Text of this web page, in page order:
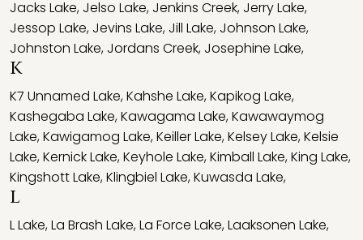
Jacks Lake, Jelso Lake, Jenkins Creek, Jerry Lake,
Jessop Lake, Jevins Lake, Jill Lake, Johnson Lake,
Johnston Lake, Jordans Creek, Josephine Lake,
K
K7 Unnamed Lake,Kahshe Lake,Kapikog Lake,
Kashegaba Lake,Kawagama Lake,Kawawaymog
Lake,Kawigamog Lake,Keiller Lake,Kelsey Lake,Kelsie
Lake,Kernick Lake,Keyhole Lake,Kimball Lake,King Lake,
Kingshott Lake,Klingbiel Lake,Kuwasda Lake,
L
L Lake,La Brash Lake,La Force Lake,Laaksonen Lake,